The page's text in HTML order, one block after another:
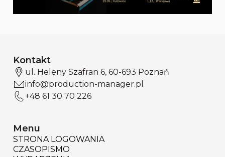
Kontakt
ul. Heleny Szafran 6, 60-693 Poznań
info@production-manager.pl
+48 61 30 70 226
Menu
STRONA LOGOWANIA
CZASOPISMO